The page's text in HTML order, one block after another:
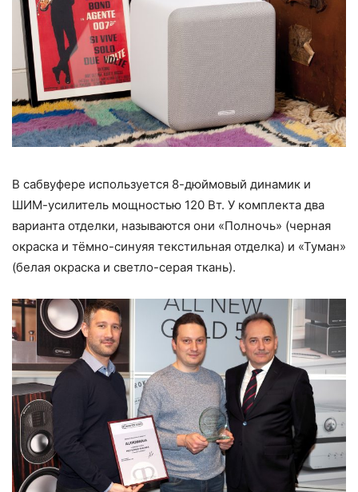
В сабвуфере используется 8-дюймовый динамик и
ШИМ-усилитель мощностью 120 Вт. У комплекта два
варианта отделки, называются они «Полночь» (черная
окраска и тёмно-синуяя текстильная отделка) и «Туман»
(белая окраска и светло-серая ткань).